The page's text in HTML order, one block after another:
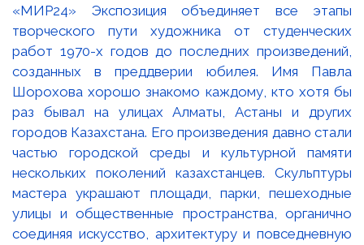
«МИР24» Экспозиция объединяет все этапы
творческого пути художника от студенческих
работ 1970-х годов до последних произведений,
созданных в преддверии юбилея. Имя Павла
Шорохова хорошо знакомо каждому, кто хотя бы
раз бывал на улицах Алматы, Астаны и других
городов Казахстана. Его произведения давно стали
частью городской среды и культурной памяти
нескольких поколений казахстанцев. Скульптуры
мастера украшают площади, парки, пешеходные
улицы и общественные пространства, органично
соединяя искусство, архитектуру и повседневную